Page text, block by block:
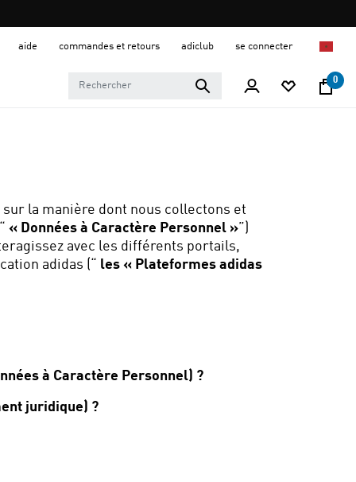
aide commandes et retours adiclub se connecter
0
la manière dont nous collectons et
« Données à Caractère Personnel »”)
avec les différents portails,
adidas (“ les « Plateformes adidas
à Caractère Personnel) ?
juridique) ?